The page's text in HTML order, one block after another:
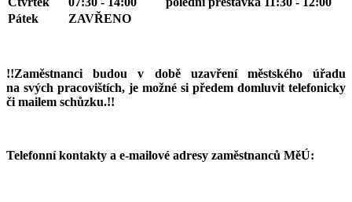
Pátek
ZAVŘENO
!!Zaměstnanci budou v době uzavření městského úřadu
na svých pracovištích, je možné si předem domluvit telefonicky
či mailem schůzku.!!
Telefonní kontakty a e-mailové adresy zaměstnanců MěÚ: